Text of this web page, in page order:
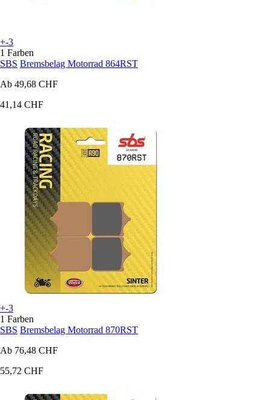
+-3
1 Farben
SBS Bremsbelag Motorrad 864RST
Ab 49,68 CHF
41,14 CHF
+-3
1 Farben
SBS Bremsbelag Motorrad 870RST
Ab 76,48 CHF
55,72 CHF